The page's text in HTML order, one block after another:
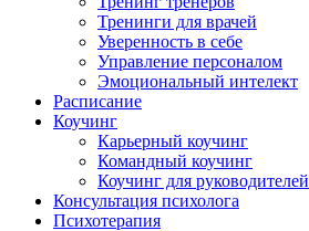
Тренинги для врачей
Уверенность в себе
Управление персоналом
Эмоциональный интелект
Расписание
Коучинг
Карьерный коучинг
Командный коучинг
Коучинг для руководителей
Консультация психолога
Психотерапия